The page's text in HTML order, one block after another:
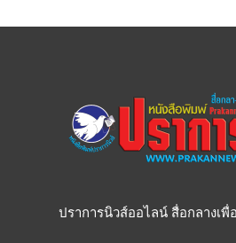
ปราการนิวส์ออไลน์ สื่อกลางเ